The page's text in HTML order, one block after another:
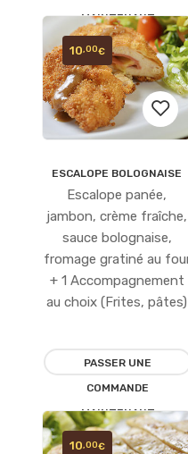
MAINTENANT
à la
liste
ESCALOPE BOLOGNAISE
Escalope panée,
jambon, crème fraîche,
sauce bolognaise,
fromage gratiné au
+ 1 Accompagnement
au choix (Frites, pâtes)
10 ,00€
PASSER UNE
COMMANDE
MAINTENANT
10 ,00€